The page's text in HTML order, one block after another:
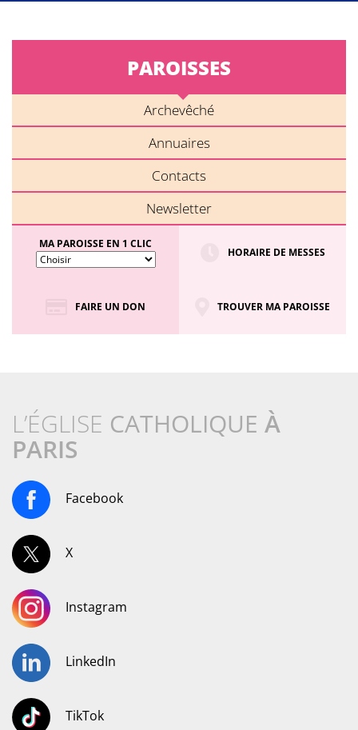
PAROISSES
Archevêché
Annuaires
Contacts
Newsletter
MA PAROISSE EN 1 CLIC
HORAIRE DE MESSES
FAIRE UN DON TROUVER MA PAROISSE
L’ÉGLISE CATHOLIQUE À
PARIS
Facebook
X
Instagram
LinkedIn
TikTok